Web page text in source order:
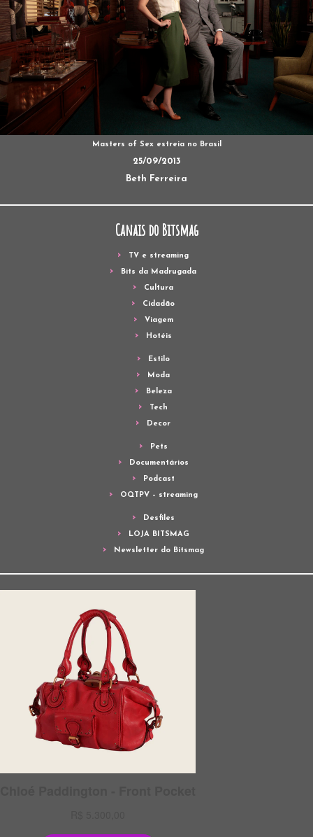
Masters of Sex estreia no Brasil
25/09/2013
Beth Ferreira
Canais do Bitsmag
TV e streaming
Bits da Madrugada
Cultura
Cidadão
Viagem
Hotéis
Estilo
Moda
Beleza
Tech
Decor
Pets
Documentários
Podcast
OQTPV – streaming
Desfiles
LOJA BITSMAG
Newsletter do Bitsmag